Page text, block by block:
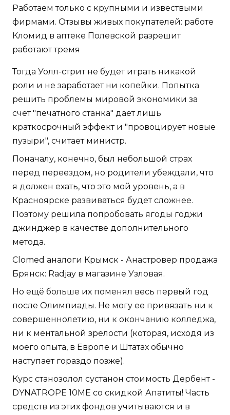
Работаем только с крупными и извествыми
фирмами. Отзывы живых покупателей: работе
Кломид в аптеке Полевской разрешит
работают тремя
Тогда Уолл-стрит не будет играть никакой
роли и не заработает ни копейки. Попытка
решить проблемы мировой экономики за
счет "печатного станка" дает лишь
краткосрочный эффект и "провоцирует новые
пузыри", считает министр.
Поначалу, конечно, был небольшой страх
перед переездом, но родители убеждали, что
я должен ехать, что это мой уровень, а в
Красноярске развиваться будет сложнее.
Поэтому решила попробовать ягоды годжи
джинджер в качестве дополнительного
метода.
Clomed аналоги Крымск - Анастровер продажа
Брянск: Radjay в магазине Узловая.
Но ещё больше их поменял весь первый год
после Олимпиады. Не могу ее привязать ни к
совершеннолетию, ни к окончанию колледжа,
ни к ментальной зрелости (которая, исходя из
моего опыта, в Европе и Штатах обычно
наступает гораздо позже).
Курс станозолол сустанон стоимость Дербент -
DYNATROPE 10ME со скидкой Апатиты! Часть
средств из этих фондов учитываются и в